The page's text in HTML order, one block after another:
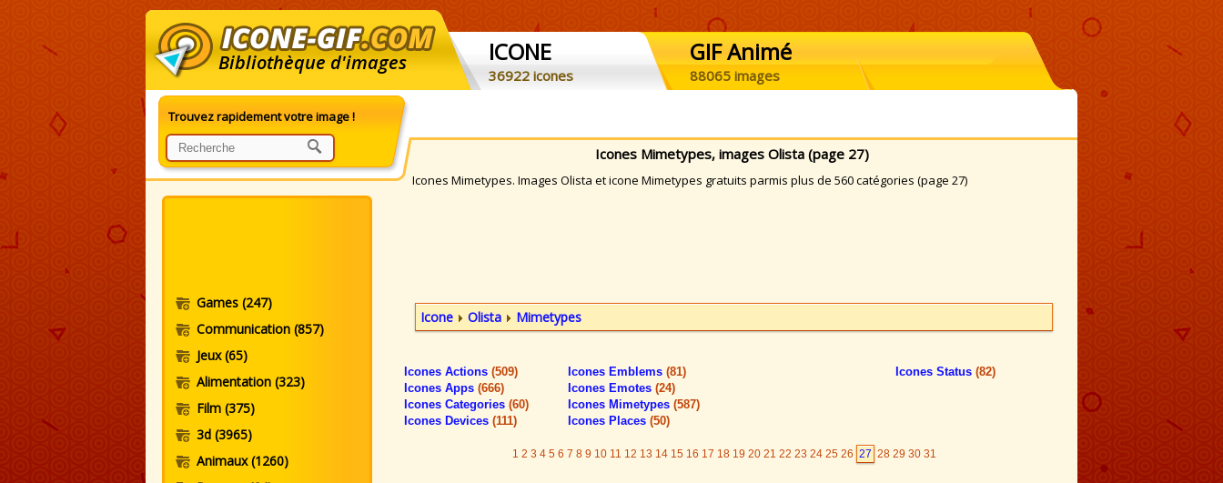
Bibliothèque d'images ICONE
36922 icones
GIF Animé
88065 images
Trouvez rapidement votre image !
Games (247)
Communication (857)
Jeux(65)
Alimentation (323)
Film (375)
3d (3965)
Animaux(1260)
Icones Mimetypes, images Olista (page 27)
Icones Mimetypes. Images Olista et icone Mimetypes gratuits parmis plus de 560 catégories (page 27)
Icone Olista Mimetypes
Icones Actions (509)
Icones Apps (666)
Icones Categories (60)
Icones Devices (111)
Icones Emblems (81)
Icones Emotes (24)
Icones Mimetypes (587)
Icones Places (50)
Icones Status (82)
1 2 3 4 5 6 7 8 9 10 11 12 13 14 15 16 17 18 19 20 21 22 23 24 25 26 27 28 29 30 31